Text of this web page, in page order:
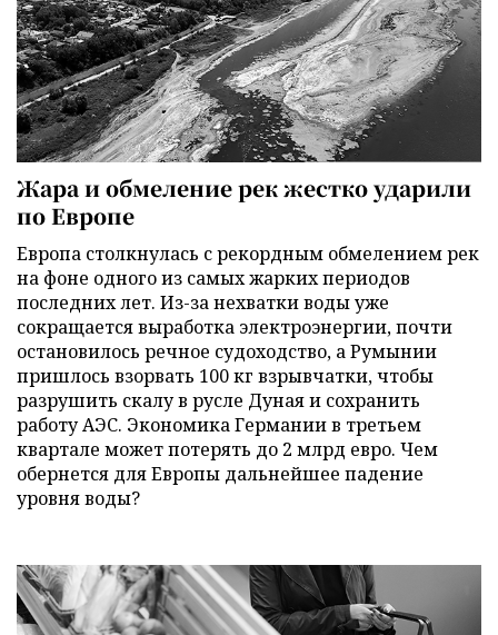
Жара и обмеление рек жестко ударили
по Европе
Европа столкнулась с рекордным обмелением рек
на фоне одного из самых жарких периодов
последних лет. Из-за нехватки воды уже
сокращается выработка электроэнергии, почти
остановилось речное судоходство, а Румынии
пришлось взорвать 100 кг взрывчатки, чтобы
разрушить скалу в русле Дуная и сохранить
работу АЭС. Экономика Германии в третьем
квартале может потерять до 2 млрд евро. Чем
обернется для Европы дальнейшее падение
уровня воды?